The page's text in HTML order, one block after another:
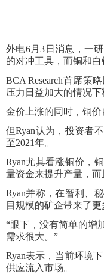
外电6月3日消息，一
的对冲工具，而铜和白
BCA Research首席策
压力日益加大的情况
金价上涨的同时， 铜价
但Ryan认为，投资者
至2021年。
Ryan尤其看涨铜价，
量资金来提升产量，
Ryan并称，在智利、
目规模的矿企带来了
“眼下，没有简单的增
需求很大。”
Ryan表示，当前环境
供应流入市场。